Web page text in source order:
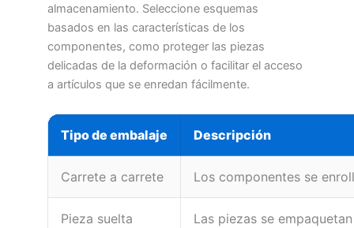
almacenamiento. Seleccione esquemas
basados en las características de los
componentes, como proteger las piezas
delicadas de la deformación o facilitar el acceso
a artículos que se enredan fácilmente.
Tipo de embalaje Descripción
Carrete a carrete Los componentes se
Pieza suelta Las piezas se